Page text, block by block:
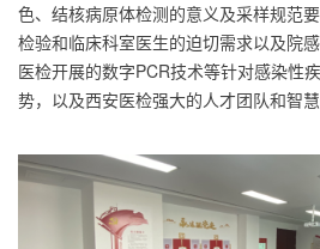
色、结核病原体检测的意义及采样规范
检验和临床科室医生的迫切需求以及院
医检开展的数字PCR技术等针对感染性
势，以及西安医检强大的人才团队和智慧